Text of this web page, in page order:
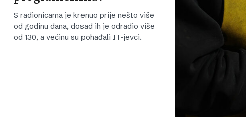
S radionicama je krenuo prije nešto više
od godinu dana, dosad ih je odradio više
od 130, a većinu su pohađali IT-jevci.